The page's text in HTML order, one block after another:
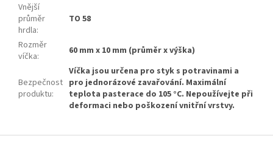
Vnější
průměr
hrdla:
TO 58
Rozměr
víčka: 60 mm x 10 mm (průměr x výška)
Bezpečnost
produktu:
Víčka jsou určena pro styk s potravinami a
pro jednorázové zavařování. Maximální
teplota pasterace do 105 °C. Nepoužívejte při
deformaci nebo poškození vnitřní vrstvy.